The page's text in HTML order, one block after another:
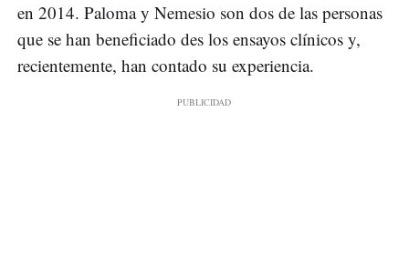
en 2014. Paloma y Nemesio son dos de las personas
que se han beneficiado des los ensayos clínicos y,
recientemente, han contado su experiencia.